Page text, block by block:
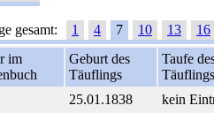
gesamt: 1 4 7 10 13
16
im
Geburt des
Täuflings
Taufe
Täuflings
25.01.1838 kein